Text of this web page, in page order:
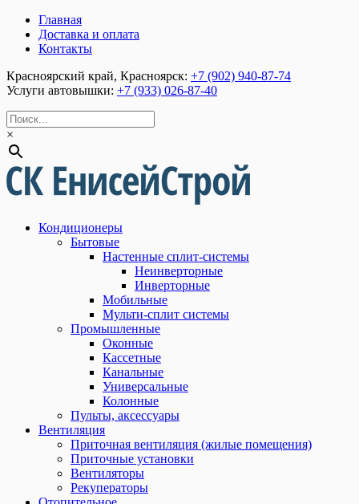
Главная
Доставка и оплата
Контакты
Красноярский край, Красноярск: +7 (902) 940-87-74
Услуги автовышки: +7 (933) 026-87-40
×
Кондиционеры
Бытовые
Настенные сплит-системы
Неинверторные
Инверторные
Мобильные
Мульти-сплит системы
Промышленные
Оконные
Кассетные
Канальные
Универсальные
Колонные
Пульты, аксессуары
Вентиляция
Приточная вентиляция (жилые помещения)
Приточные установки
Вентиляторы
Рекуператоры